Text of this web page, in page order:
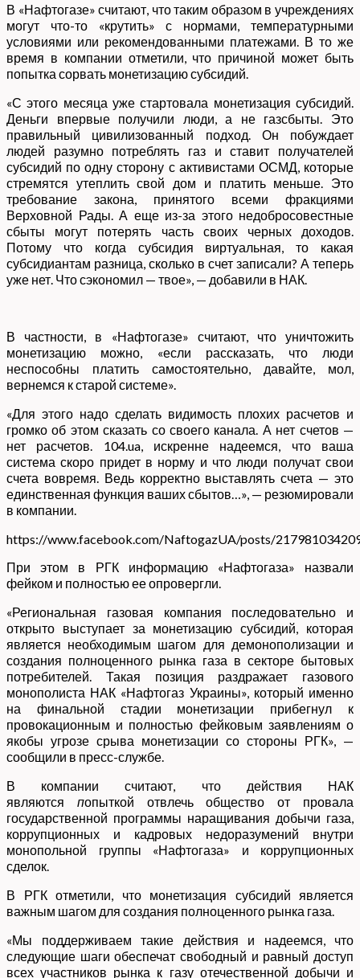
В «Нафтогазе» считают, что таким образом в учреждениях
могут что-то «крутить» с нормами, температурными
условиями или рекомендованными платежами. В то же
время в компании отметили, что причиной может быть
попытка сорвать монетизацию субсидий.
«С этого месяца уже стартовала монетизация субсидий.
Деньги впервые получили люди, а не газсбыты. Это
правильный цивилизованный подход. Он побуждает
людей разумно потреблять газ и ставит получателей
субсидий по одну сторону с активистами ОСМД, которые
стремятся утеплить свой дом и платить меньше. Это
требование закона, принятого всеми фракциями
Верховной Рады. А еще из-за этого недобросовестные
сбыты могут потерять часть своих черных доходов.
Потому что когда субсидия виртуальная, то какая
субсидиантам разница, сколько в счет записали? А теперь
уже нет. Что сэкономил — твое», — добавили в НАК.
В частности, в «Нафтогазе» считают, что уничтожить
монетизацию можно, «если рассказать, что люди
неспособны платить самостоятельно, давайте, мол,
вернемся к старой системе».
«Для этого надо сделать видимость плохих расчетов и
громко об этом сказать со своего канала. А нет счетов —
нет расчетов. 104.ua, искренне надеемся, что ваша
система скоро придет в норму и что люди получат свои
счета вовремя. Ведь корректно выставлять счета — это
единственная функция ваших сбытов…», — резюмировали
в компании.
https://www.facebook.com/NaftogazUA/posts/
При этом в РГК информацию «Нафтогаза» назвали
фейком и полностью ее опровергли.
«Региональная газовая компания последовательно и
открыто выступает за монетизацию субсидий, которая
является необходимым шагом для демонополизации и
создания полноценного рынка газа в секторе бытовых
потребителей. Такая позиция раздражает газового
монополиста НАК «Нафтогаз Украины», который именно
на финальной стадии монетизации прибегнул к
провокационным и полностью фейковым заявлениям о
якобы угрозе срыва монетизации со стороны РГК», —
сообщили в пресс-службе.
В компании считают, что действия НАК
являются попыткой отвлечь общество от провала
государственной программы наращивания добычи газа,
коррупционных и кадровых недоразумений внутри
монопольной группы «Нафтогаза» и коррупционных
сделок.
В РГК отметили, что монетизация субсидий является
важным шагом для создания полноценного рынка газа.
«Мы поддерживаем такие действия и надеемся, что
следующие шаги обеспечат свободный и равный доступ
всех участников рынка к газу отечественной добычи и